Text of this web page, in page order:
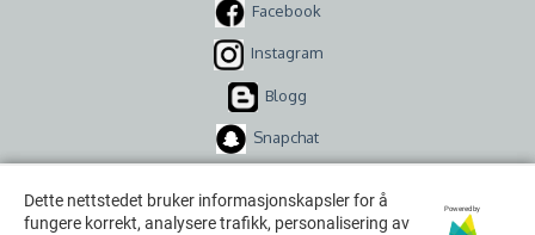
Facebook
Instagram
Blogg
Snapchat
Dette nettstedet bruker informasjonskapsler for å
fungere korrekt, analysere trafikk, personalisering av
Powered by
Dette nettstedet bruker informasjonskapsler for å
fungere korrekt, analysere trafikk, personalisering av
Powered by